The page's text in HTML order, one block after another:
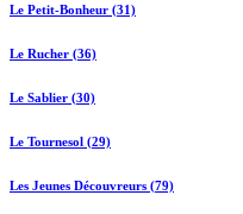
Le Petit-Bonheur (31)
Le Rucher (36)
Le Sablier (30)
Le Tournesol (29)
Les Jeunes Découvreurs (79)